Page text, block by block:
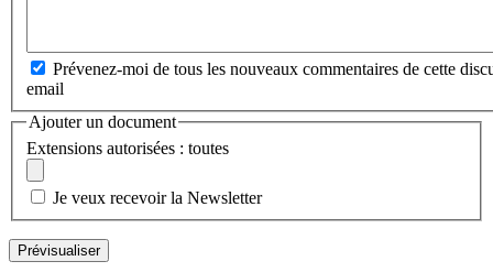
Prévenez-moi de tous les nouveaux commentaires de cette
email
Ajouter un document
Extensions autorisées : toutes
Je veux recevoir la Newsletter